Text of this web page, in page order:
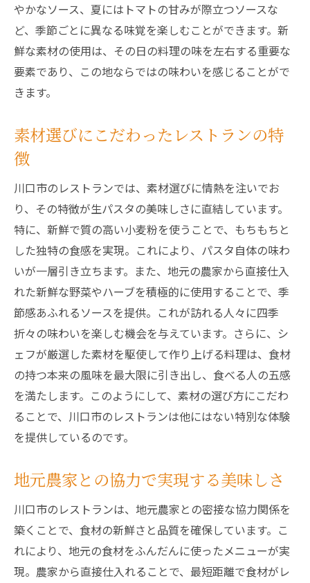
やかなソース、夏にはトマトの甘みが際立つソースな
ど、季節ごとに異なる味覚を楽しむことができます。新
鮮な素材の使用は、その日の料理の味を左右する重要な
要素であり、この地ならではの味わいを感じることがで
きます。
素材選びにこだわったレストランの特
徴
川口市のレストランでは、素材選びに情熱を注いでお
り、その特徴が生パスタの美味しさに直結しています。
特に、新鮮で質の高い小麦粉を使うことで、もちもちと
した独特の食感を実現。これにより、パスタ自体の味わ
いが一層引き立ちます。また、地元の農家から直接仕入
れた新鮮な野菜やハーブを積極的に使用することで、季
節感あふれるソースを提供。これが訪れる人々に四季
折々の味わいを楽しむ機会を与えています。さらに、シ
ェフが厳選した素材を駆使して作り上げる料理は、食材
の持つ本来の風味を最大限に引き出し、食べる人の五感
を満たします。このようにして、素材の選び方にこだわ
ることで、川口市のレストランは他にはない特別な体験
を提供しているのです。
地元農家との協力で実現する美味しさ
川口市のレストランは、地元農家との密接な協力関係を
築くことで、食材の新鮮さと品質を確保しています。こ
れにより、地元の食材をふんだんに使ったメニューが実
現。農家から直接仕入れることで、最短距離で食材がレ